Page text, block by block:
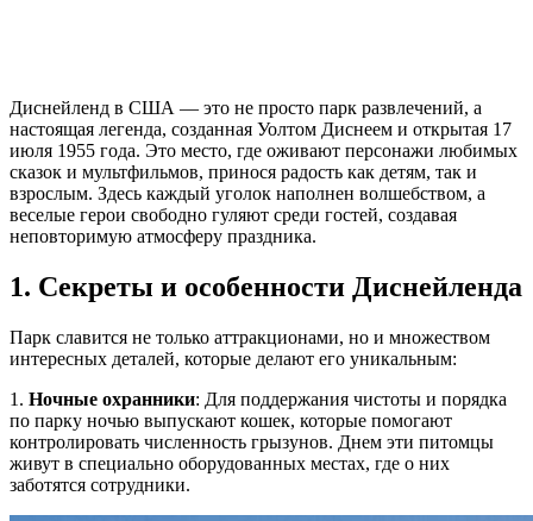
Диснейленд в США — это не просто парк развлечений, а
настоящая легенда, созданная Уолтом Диснеем и открытая 17
июля 1955 года. Это место, где оживают персонажи любимых
сказок и мультфильмов, принося радость как детям, так и
взрослым. Здесь каждый уголок наполнен волшебством, а
веселые герои свободно гуляют среди гостей, создавая
неповторимую атмосферу праздника.
1. Секреты и особенности Диснейленда
Парк славится не только аттракционами, но и множеством
интересных деталей, которые делают его уникальным:
1. Ночные охранники: Для поддержания чистоты и порядка
по парку ночью выпускают кошек, которые помогают
контролировать численность грызунов. Днем эти питомцы
живут в специально оборудованных местах, где о них
заботятся сотрудники.